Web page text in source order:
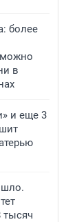
более
в
и еще 3
тысяч